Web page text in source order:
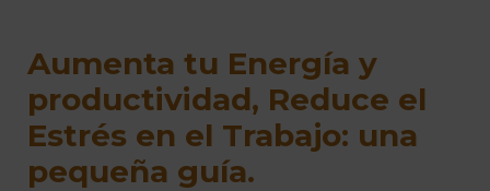
Aumenta tu Energía y
productividad, Reduce el
Estrés en el Trabajo: una
pequeña guía.